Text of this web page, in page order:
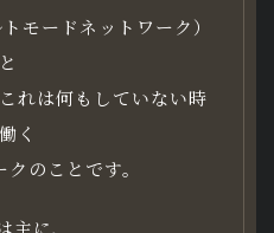
モードネットワーク）
と
れは何もしていない時
く
のことです。
主に、